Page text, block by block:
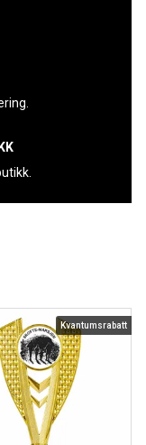
Kvantumsrabatt